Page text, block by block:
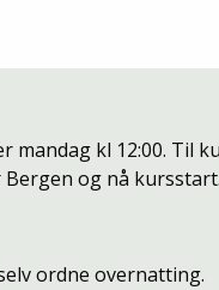
mandag kl 12:00. Til
og nå kursstart.
ordne overnatting.